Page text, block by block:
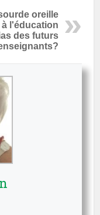
oreille
l'éducation
des futurs